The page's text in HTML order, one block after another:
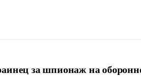
за шпионаж на